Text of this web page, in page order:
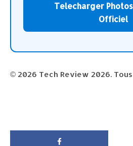
Telecharger
Officiel
© 2026 Tech Review 2026.